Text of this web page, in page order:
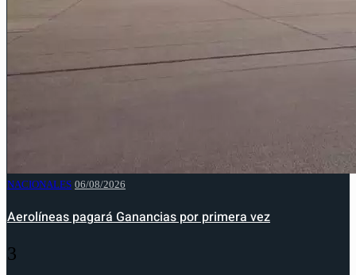
NACIONALES 06/08/2026
Aerolíneas pagará Ganancias por primera vez
3